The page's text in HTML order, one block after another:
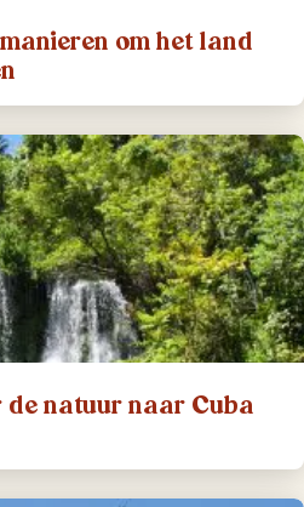
om het land
natuur naar Cuba